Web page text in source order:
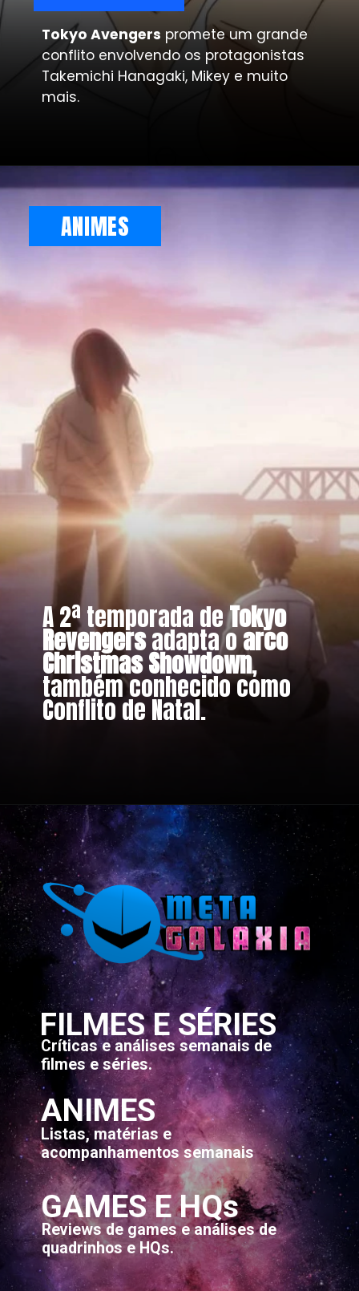
Tokyo Avengers promete um grande
conflito envolvendo os protagonistas
Takemichi Hanagaki, Mikey e muito
mais.
A 2ª temporada deTokyo
Revengersadapta oarco
Christmas Showdown,
também conhecido como
Conflito de Natal.
ANIMES
FILMES E SÉRIES
Críticas e análises semanais de
filmes e séries.
ANIMES
Listas, matérias e
acompanhamentos semanais
GAMES E HQs
Reviews de games e análises de
quadrinhos e HQs.